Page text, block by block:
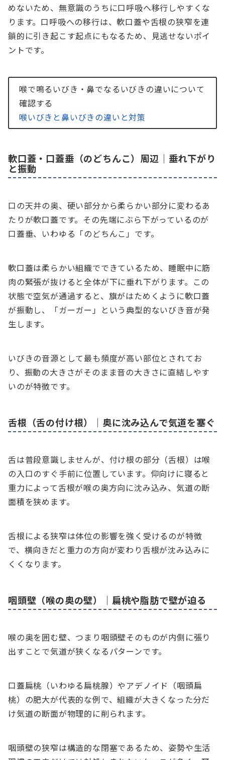
めないため、無意識のうちに口呼吸へ移行しやすくな
ります。口呼吸への移行は、軟口蓋や舌根の狭窄を連
鎖的に引き起こす起点にもなるため、見逃せないポイ
ントです。
喉で鳴るいびき・鼻でなるいびきの違いについて
確認する
喉いびきと鼻いびきの違いと対策
軟口蓋・口蓋垂（のどちんこ）周辺｜垂れ下がり
と振動
口の天井の奥、硬い部分から柔らかい部分に変わるあ
たりが軟口蓋です。その先端にぶら下がっているのが
口蓋垂、いわゆる「のどちんこ」です。
軟口蓋は柔らかい組織でできているため、睡眠中に筋
肉の緊張が抜けると全体が下に垂れ下がります。この
状態で空気が通過すると、旗がはためくように軟口蓋
が振動し、「ガーガー」という典型的ないびき音が発
生します。
いびきの音源として最も頻度が高い部位とされてお
り、振動の大きさがそのまま音の大きさに直結しやす
いのが特徴です。
舌根（舌の付け根）｜奥に沈み込んで気道を塞ぐ
舌は普段意識しませんが、付け根の部分（舌根）は喉
の入口のすぐ手前に位置しています。仰向けに寝ると
重力によって舌根が喉の奥方向に沈み込み、気道の断
面積を狭めます。
舌根による狭窄は体位の影響を強く受けるのが特徴
で、横向きだと重力の方向が変わり舌根が沈み込みに
くくなります。
咽頭壁（喉の奥の壁）｜扁桃や脂肪で壁が迫る
喉の奥を囲む壁、つまり咽頭壁そのものが内側に張り
出すことで気道が狭くなるパターンです。
口蓋扁桃（いわゆる扁桃腺）やアデノイド（咽頭扁
桃）の肥大が代表的な例で、組織が大きくなった分だ
け気道の断面が物理的に削られます。
咽頭壁の狭窄は構造的な閉塞であるため、姿勢や生活